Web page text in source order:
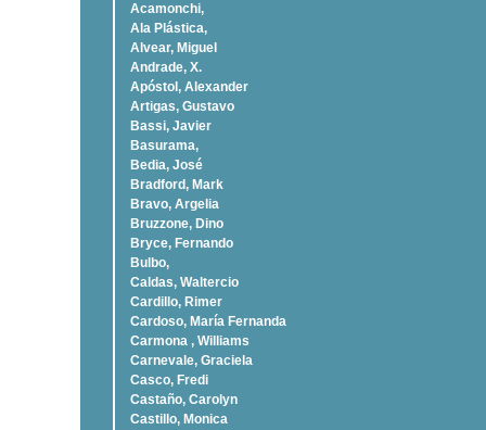
Acamonchi,
Ala Plástica,
Alvear, Miguel
Andrade, X.
Apóstol, Alexander
Artigas, Gustavo
Bassi, Javier
Basurama,
Bedia, José
Bradford, Mark
Bravo, Argelia
Bruzzone, Dino
Bryce, Fernando
Bulbo,
Caldas, Waltercio
Cardillo, Rimer
Cardoso, Marí­a Fernanda
Carmona , Williams
Carnevale, Graciela
Casco, Fredi
Castaño, Carolyn
Castillo, Monica